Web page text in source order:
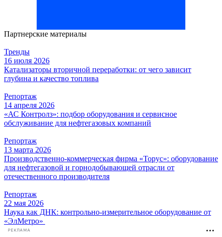
Партнерские материалы
Тренды
16 июля 2026
Катализаторы вторичной переработки: от чего зависит
глубина и качество топлива
Репортаж
14 апреля 2026
«АС Контролз»: подбор оборудования и сервисное
обслуживание для нефтегазовых компаний
Репортаж
13 марта 2026
Производственно-коммерческая фирма «Торус»: оборудование
для нефтегазовой и горнодобывающей отрасли от
отечественного производителя
Репортаж
22 мая 2026
Наука как ДНК: контрольно-измерительное оборудование от
«ЭлМетро»
РЕКЛАМА